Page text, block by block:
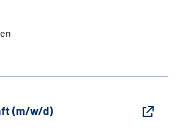
(m/w/d)